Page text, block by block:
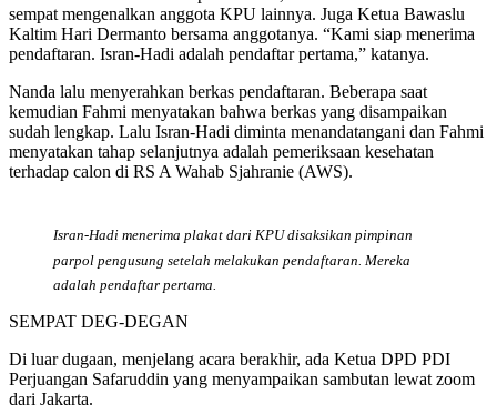
sempat mengenalkan anggota KPU lainnya. Juga Ketua Bawaslu
Kaltim Hari Dermanto bersama anggotanya. “Kami siap menerima
pendaftaran. Isran-Hadi adalah pendaftar pertama,” katanya.
Nanda lalu menyerahkan berkas pendaftaran. Beberapa saat
kemudian Fahmi menyatakan bahwa berkas yang disampaikan
sudah lengkap. Lalu Isran-Hadi diminta menandatangani dan Fahmi
menyatakan tahap selanjutnya adalah pemeriksaan kesehatan
terhadap calon di RS A Wahab Sjahranie (AWS).
Isran-Hadi menerima plakat dari KPU disaksikan pimpinan
parpol pengusung setelah melakukan pendaftaran. Mereka
adalah pendaftar pertama.
SEMPAT DEG-DEGAN
Di luar dugaan, menjelang acara berakhir, ada Ketua DPD PDI
Perjuangan Safaruddin yang menyampaikan sambutan lewat zoom
dari Jakarta.